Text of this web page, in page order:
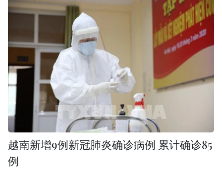
越南新增9例新冠肺炎确诊病例 累计确诊85
例